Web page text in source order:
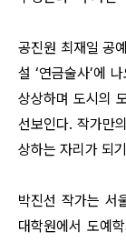
공진원 최재일 공
설 ‘연금술사’에
상상하며 도시의
선보인다. 작가만
상하는 자리가 되
박진선 작가는 서
대학원에서 도예